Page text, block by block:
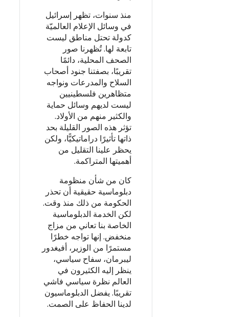
منذ سنوات، تظهر إسرائيل
في وسائل الإعلام العالميّة
كدولة تحتل مناطق ليست
تابعة لها. تُظهرنا صور
الصحف المحلية، دائمًا
تقريبًا، بصفتنا جنود أصحاب
السلاح والمدرعات ونواجه
متظاهرين فلسطينيين
ليست لديهم وسائل حماية
والكثير منهم من الأولاد.
تؤثر هذه الصور القليلة بحد
ذاتها تأثيرًا دراماتيكيًّا، ولكن
يحظر علينا التقليل من
أهميتها المتراكمة.
كان من شأن منظومة
دبلوماسية حقيقية أن تحذر
الحكومة من ذلك منذ وقت.
لكن الخدمة الدبلوماسية
الخاصة بنا تعاني من مزاج
منخفض. إنها تواجه خطرًا
مستمرًا من الوزير، أفيغدور
ليبرمان، سفاح سياسي،
ينظر إليه الكثيرون في
العالم نظرة سياسي فاشي
تقريبًا. يفضل الدبلوماسيون
لدينا الحفاظ على الصمت.